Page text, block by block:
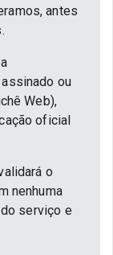
antes
ou
Web),
oficial
o
nenhuma
serviço e